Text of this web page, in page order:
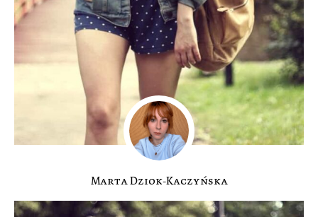
Marta Dziok-Kaczyńska